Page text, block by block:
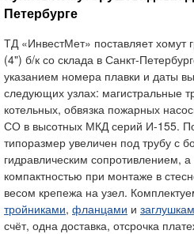
Петербурге
ТД «ИнвестМет» поставляет
(4") б/к со склада в Санкт-
указанием номера плавки и даты
следующих узлах: магистральные
котельных, обвязка пожарных
СО в высотных МКД серий И-155.
типоразмер увеличен под трубу с
гидравлическим сопротивлением,
компактностью при монтаже в
весом крепежа на узел.
тройниками, фланцами и
счёт, одна доставка, отсрочка